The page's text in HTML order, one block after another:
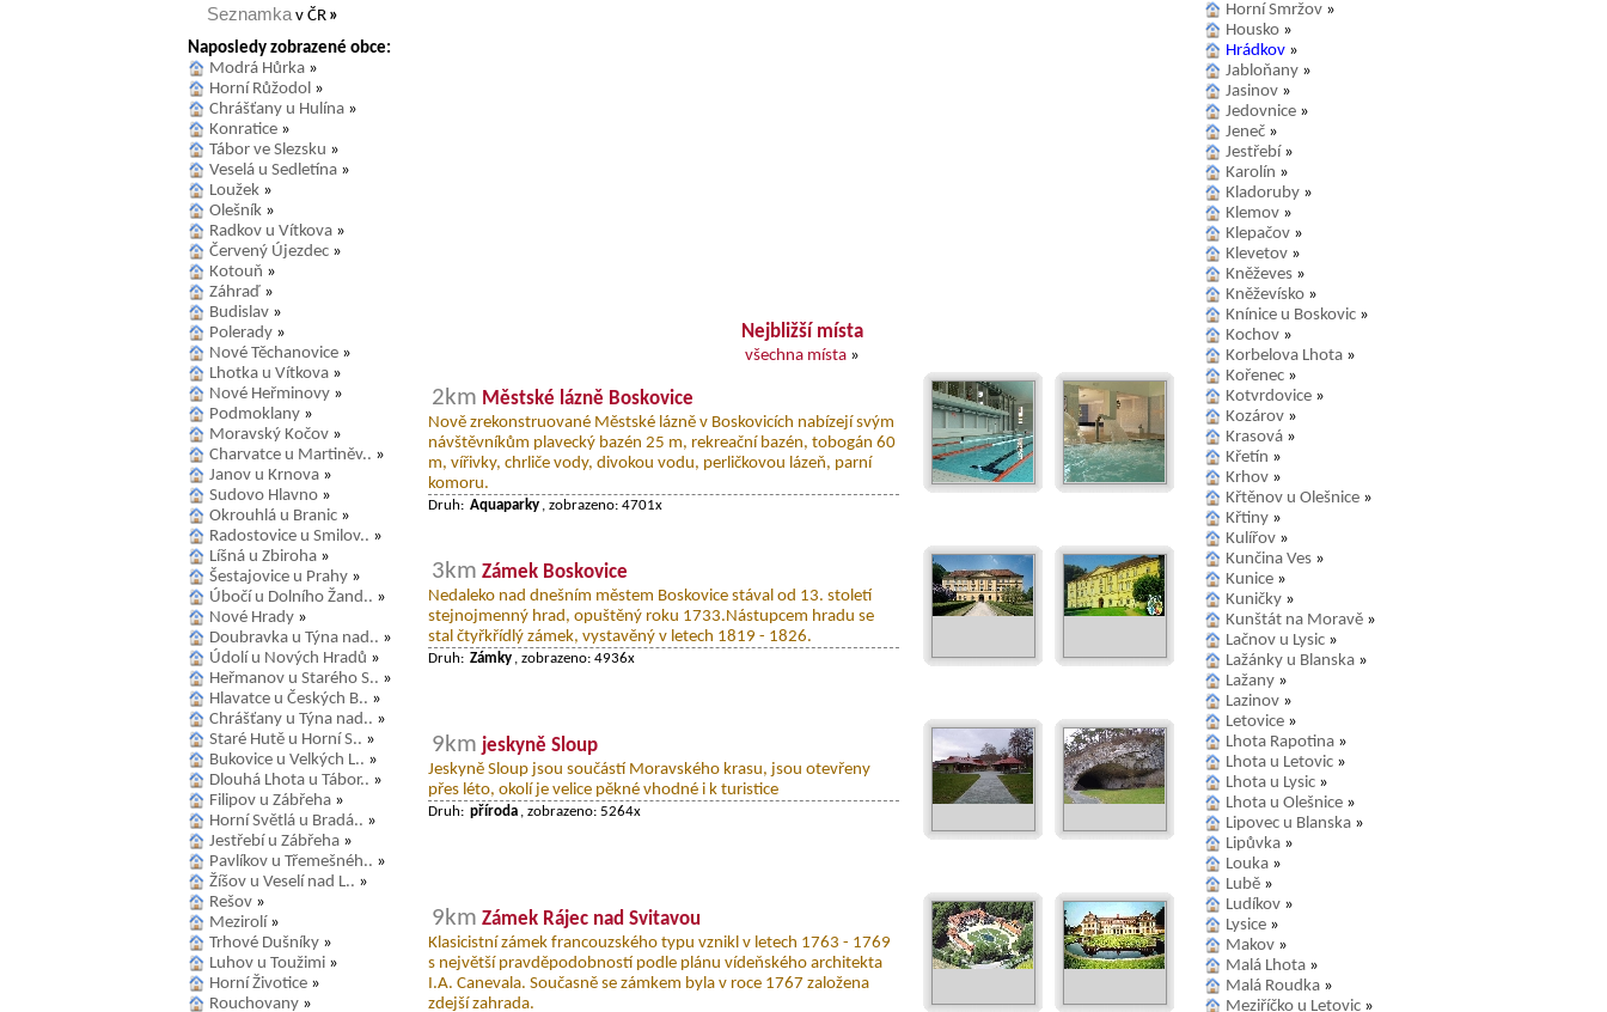
Seznamkav ČR »
Naposledy zobrazené obce:
Modrá Hůrka »
Horní Růžodol »
Chrášťany u Hulína »
Konratice »
Tábor ve Slezsku »
Veselá u Sedletína »
Loužek »
Olešník »
Radkov u Vítkova »
Červený Újezdec »
Kotouň »
Záhraď »
Budislav »
Polerady »
Nové Těchanovice »
Lhotka u Vítkova »
Nové Heřminovy »
Podmoklany »
Moravský Kočov »
Charvatce u Martiněv.. »
Janov u Krnova »
Sudovo Hlavno »
Okrouhlá u Branic »
Radostovice u Smilov.. »
Líšná u Zbiroha »
Šestajovice u Prahy »
Úbočí u Dolního Žand.. »
Nové Hrady »
Doubravka u Týna nad.. »
Údolí u Nových Hradů »
Heřmanov u Starého S.. »
Hlavatce u Českých B.. »
Chrášťany u Týna nad.. »
Staré Hutě u Horní S.. »
Bukovice u Velkých L.. »
Dlouhá Lhota u Tábor.. »
Filipov u Zábřeha »
Horní Světlá u Bradá.. »
Jestřebí u Zábřeha »
Pavlíkov u Třemešnéh.. »
Žíšov u Veselí nad L.. »
Rešov »
Mezirolí »
Trhové Dušníky »
Luhov u Toužimi »
Horní Životice »
Rouchovany »
Nejbližší místa
všechna místa »
2km Městské lázně Boskovice
Nově zrekonstruované Městské lázně v Boskovicích nabízejí svým
návštěvníkům plavecký bazén 25 m, rekreační bazén, tobogán 60
m, vířivky, chrliče vody, divokou vodu, perličkovou lázeň, parní
komoru.
Druh: Aquaparky , zobrazeno: 4701x
3km Zámek Boskovice
Nedaleko nad dnešním městem Boskovice stával od 13. století
stejnojmenný hrad, opuštěný roku 1733.Nástupcem hradu se
stal čtyřkřídlý zámek, vystavěný v letech 1819 - 1826.
Druh: Zámky , zobrazeno: 4936x
9km jeskyně Sloup
Jeskyně Sloup jsou součástí Moravského krasu, jsou otevřeny
přes léto, okolí je velice pěkné vhodné i k turistice
Druh: příroda , zobrazeno: 5264x
9km Zámek Rájec nad Svitavou
Klasicistní zámek francouzského typu vznikl v letech 1763 - 1769
s největší pravděpodobností podle plánu vídeňského architekta
I.A. Canevala. Současně se zámkem byla v roce 1767 založena
zdejší zahrada.
Horní Smržov »
Housko »
Hrádkov »
Jabloňany »
Jasinov »
Jedovnice »
Jeneč »
Jestřebí »
Karolín »
Kladoruby »
Klemov »
Klepačov »
Klevetov »
Kněževes »
Kněževísko »
Knínice u Boskovic »
Kochov »
Korbelova Lhota »
Kořenec »
Kotvrdovice »
Kozárov »
Krasová »
Křetín »
Krhov »
Křtěnov u Olešnice »
Křtiny »
Kulířov »
Kunčina Ves »
Kunice »
Kuničky »
Kunštát na Moravě »
Lačnov u Lysic »
Lažánky u Blanska »
Lažany »
Lazinov »
Letovice »
Lhota Rapotina »
Lhota u Letovic »
Lhota u Lysic »
Lhota u Olešnice »
Lipovec u Blanska »
Lipůvka »
Louka »
Lubě »
Ludíkov »
Lysice »
Makov »
Malá Lhota »
Malá Roudka »
Meziříčko u Letovic »